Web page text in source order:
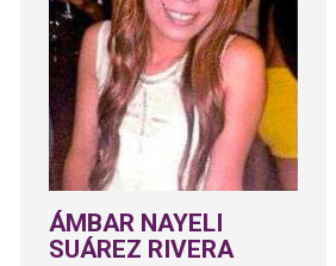
ÁMBAR NAYELI
SUÁREZ RIVERA